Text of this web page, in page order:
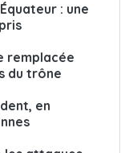
: une
remplacée
du trône
en